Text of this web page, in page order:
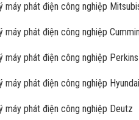
máy phát điện công nghiệp
máy phát điện công nghiệp
máy phát điện công nghiệp Perkins
máy phát điện công nghiệp Hyundai
máy phát điện công nghiệp Deutz